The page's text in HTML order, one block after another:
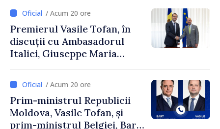
Uygar Mustafa Sertel
/ Acum 20 ore
Premierul Vasile Tofan, în
discuții cu Ambasadorul
Italiei, Giuseppe Maria
/ Acum 20 ore
Prim-ministrul Republicii
Moldova, Vasile Tofan, și
prim-ministrul Belgiei, Bart